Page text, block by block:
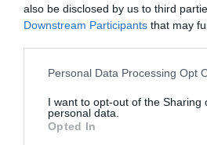
also be disclosed by us to third
Downstream Participants that may
Personal Data Processing Opt
I want to opt-out of the Sharing
personal data.
Opted In
Per l'esercizio dei propri diritti e
informazione in relazione ad
informativa sulla privacy gli